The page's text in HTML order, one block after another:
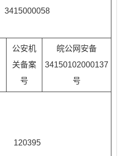
3415000058
公安机
关备案
号
皖公网安备
34150102000137
号
120395